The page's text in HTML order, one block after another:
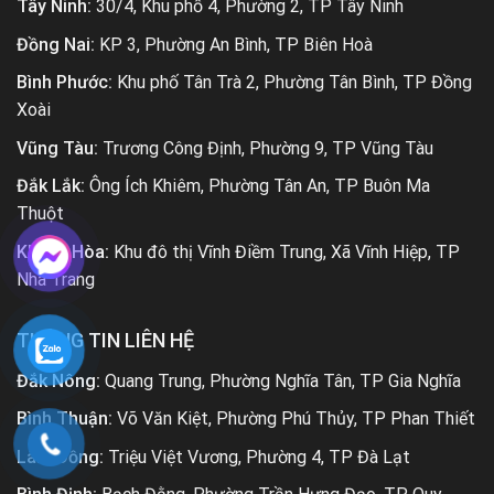
Tây Ninh: 30/4, Khu phố 4, Phường 2, TP Tây Ninh
Đồng Nai: KP 3, Phường An Bình, TP Biên Hoà
Bình Phước: Khu phố Tân Trà 2, Phường Tân Bình, TP Đồng
Xoài
Vũng Tàu: Trương Công Định, Phường 9, TP Vũng Tàu
Đắk Lắk: Ông Ích Khiêm, Phường Tân An, TP Buôn Ma
Thuột
Khánh Hòa: Khu đô thị Vĩnh Điềm Trung, Xã Vĩnh Hiệp, TP
Nha Trang
THÔNG TIN LIÊN HỆ
Đắk Nông: Quang Trung, Phường Nghĩa Tân, TP Gia Nghĩa
Bình Thuận: Võ Văn Kiệt, Phường Phú Thủy, TP Phan Thiết
Lâm Đồng: Triệu Việt Vương, Phường 4, TP Đà Lạt